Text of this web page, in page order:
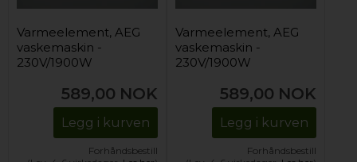
Varmeelement, AEG
vaskemaskin -
230V/1900W
589,00 NOK
Legg i kurven
Forhåndsbestill
Varmeelement, AEG
vaskemaskin -
230V/1900W
589,00 NOK
Legg i kurven
Forhåndsbestill